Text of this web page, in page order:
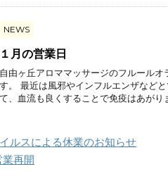
NEWS
１月の営業日
自由ヶ丘アロママッサージのフルール
す。 最近は風邪やインフルエンザなど
て、血流も良くすることで免疫はあがり
ルスによる休業のお知らせ
業再開